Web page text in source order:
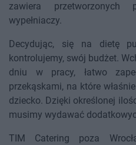
zawiera przetworzonych
wypełniaczy.
Decydując, się na dietę
kontrolujemy, swój budżet.
dniu w pracy, łatwo
przekąskami, na które
dziecko. Dzięki określonej
musimy wydawać
TIM Catering poza